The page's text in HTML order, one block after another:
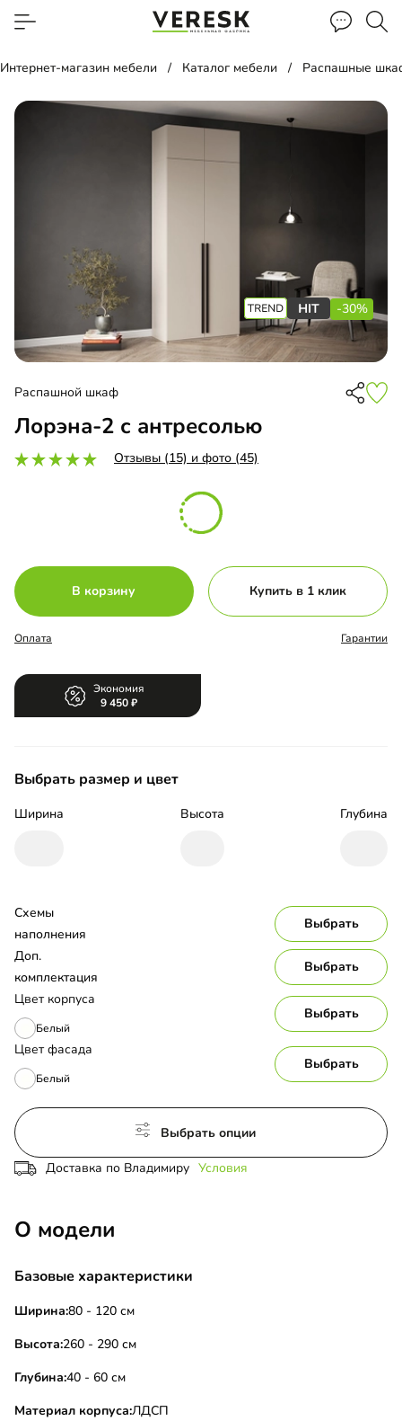
Интернет-магазин мебели Каталог мебели Распашные
-30%
Распашной шкаф
Лорэна-2 с антресолью
Отзывы (15) и фото (45)
В корзину Купить в 1 клик
Оплата Гарантии
Экономия
9 450
Выбрать размер и цвет
Ширина Высота Глубина
Цвет корпуса
Белый
Выбрать
Цвет фасада
Белый
Выбрать
Схемы
наполнения
Выбрать
Доп.
комплектация
Выбрать
Выбрать опции
Доставка по Владимиру Условия
О модели
Базовые характеристики
Ширина:80 - 120 см
Высота:260 - 290 см
Глубина:40 - 60 см
Материал корпуса:ЛДСП